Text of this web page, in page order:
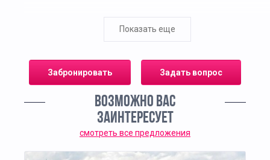
неизбежность военного конфликта
международного уровня была очевидна всем
планировался как запасной командный пункт
верховного главнокомандующего. Чтобы было
проще и безопаснее перевести сюда ставку,
был построен на только сам комплекс, но и
подземный тоннель, соединяющий Измайлово с
Показать еще
Забронировать Задать вопрос
ВОЗМОЖНО ВАС
ЗАИНТЕРЕСУЕТ
смотреть все предложения